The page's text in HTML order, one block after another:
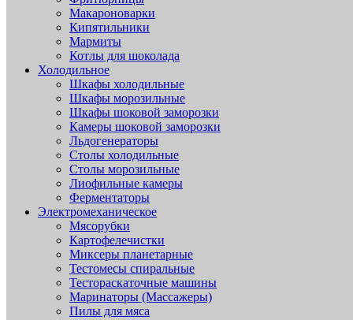
Макароноварки
Кипятильники
Мармиты
Котлы для шоколада
Холодильное
Шкафы холодильные
Шкафы морозильные
Шкафы шоковой заморозки
Камеры шоковой заморозки
Льдогенераторы
Столы холодильные
Столы морозильные
Лиофильные камеры
Ферментаторы
Электромеханическое
Мясорубки
Картофелечистки
Миксеры планетарные
Тестомесы спиральные
Тестораскаточные машины
Маринаторы (Массажеры)
Пилы для мяса